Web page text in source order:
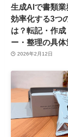
生成AIで書類業
効率化する3つ
は？転記・作成
ー・整理の具体
2026年2月12日